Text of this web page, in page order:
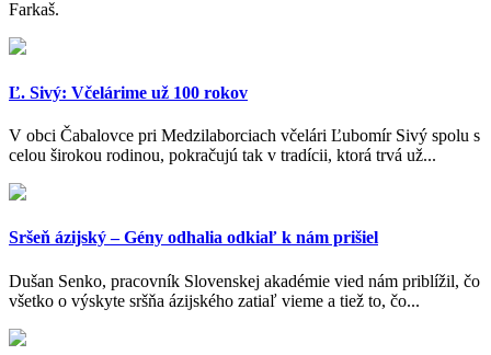
Farkaš.
Ľ. Sivý: Včelárime už 100 rokov
V obci Čabalovce pri Medzilaborciach včelári Ľubomír Sivý spolu s
celou širokou rodinou, pokračujú tak v tradícii, ktorá trvá už...
Sršeň ázijský – Gény odhalia odkiaľ k nám prišiel
Dušan Senko, pracovník Slovenskej akadémie vied nám priblížil, čo
všetko o výskyte sršňa ázijského zatiaľ vieme a tiež to, čo...